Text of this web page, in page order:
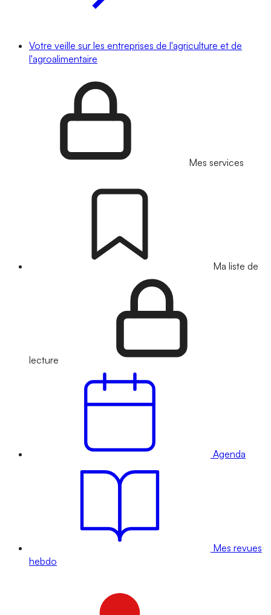
Votre veille sur les entreprises de l'agriculture et de
l'agroalimentaire
Mes services
Ma liste de
lecture
Agenda
Mes revues
hebdo